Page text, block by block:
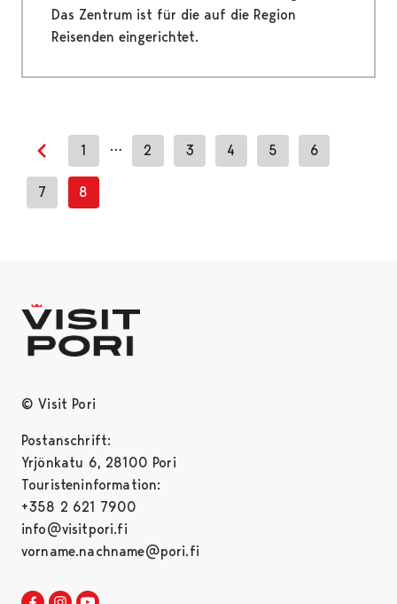
Das Zentrum ist für die auf die Region
Reisenden eingerichtet.
Previous page
1 … 2 3 4 5 6
7 8
© Visit Pori
Postanschrift:
Yrjönkatu 6, 28100 Pori
Touristeninformation:
+358 2 621 7900
info@visitpori.fi
vorname.nachname@pori.fi